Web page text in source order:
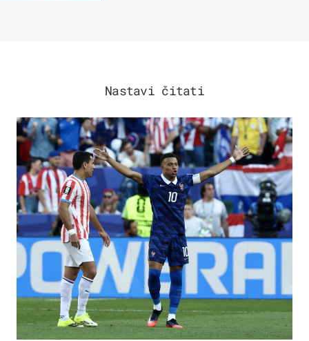
Nastavi čitati
SVJETSKO PRVENSTVO 2026